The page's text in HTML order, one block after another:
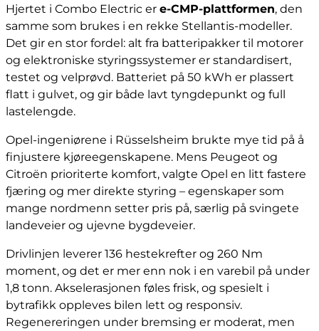
Hjertet i Combo Electric er e-CMP-plattformen, den
samme som brukes i en rekke Stellantis-modeller.
Det gir en stor fordel: alt fra batteripakker til motorer
og elektroniske styringssystemer er standardisert,
testet og velprøvd. Batteriet på 50 kWh er plassert
flatt i gulvet, og gir både lavt tyngdepunkt og full
lastelengde.
Opel-ingeniørene i Rüsselsheim brukte mye tid på å
finjustere kjøreegenskapene. Mens Peugeot og
Citroën prioriterte komfort, valgte Opel en litt fastere
fjæring og mer direkte styring – egenskaper som
mange nordmenn setter pris på, særlig på svingete
landeveier og ujevne bygdeveier.
Drivlinjen leverer 136 hestekrefter og 260 Nm
moment, og det er mer enn nok i en varebil på under
1,8 tonn. Akselerasjonen føles frisk, og spesielt i
bytrafikk oppleves bilen lett og responsiv.
Regenereringen under bremsing er moderat, men